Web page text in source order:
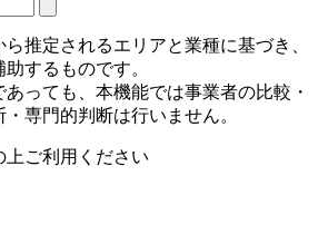
推定されるエリアと業種に基づき、
するものです。
っても、本機能では事業者の比較・
専門的判断は行いません。
上ご利用ください